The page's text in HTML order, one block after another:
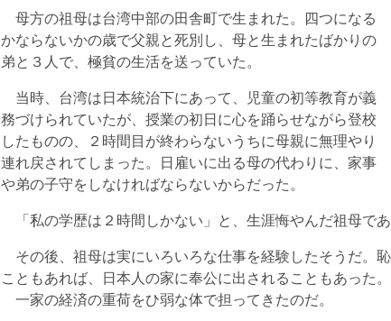
母方の祖母は台湾中部の田舎町で生まれた。四つになる
かならないかの歳で父親と死別し、母と生まれたばかりの
弟と３人で、極貧の生活を送っていた。
当時、台湾は日本統治下にあって、児童の初等教育が義
務づけられていたが、授業の初日に心を踊らせながら登校
したものの、２時間目が終わらないうちに母親に無理やり
連れ戻されてしまった。日雇いに出る母の代わりに、家事
や弟の子守をしなければならないからだった。
「私の学歴は２時間しかない」と、生涯悔やんだ祖母であ
その後、祖母は実にいろいろな仕事を経験したそうだ。
こともあれば、日本人の家に奉公に出されることもあった。
一家の経済の重荷をひ弱な体で担ってきたのだ。